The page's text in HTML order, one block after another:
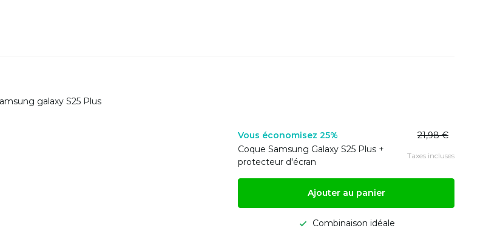
galaxy S25 Plus
Vous économisez 25%
21,98 €
Coque Samsung Galaxy S25 Plus +
protecteur d'écran
Taxes incluses
Ajouter au panier
Combinaison idéale